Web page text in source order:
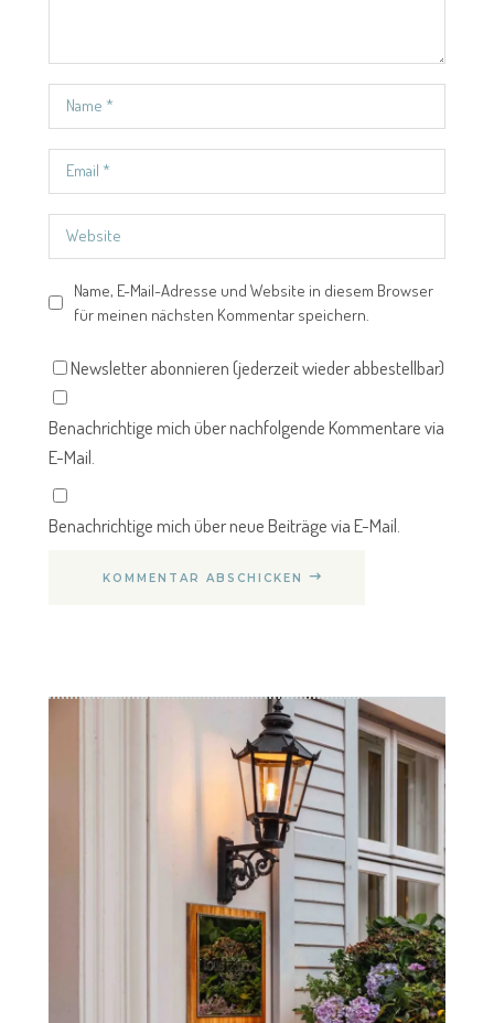
Name, E-Mail-Adresse und Website in diesem Browser
für meinen nächsten Kommentar speichern.
Newsletter abonnieren (jederzeit wieder abbestellbar)
Benachrichtige mich über nachfolgende Kommentare via
E-Mail.
Benachrichtige mich über neue Beiträge via E-Mail.
KOMMENTAR ABSCHICKEN